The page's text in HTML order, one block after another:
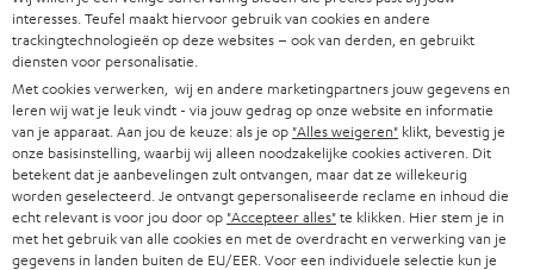
13.04.2026
Kracht, meeslepend geluid en precisie
interesses. Teufel maakt hiervoor gebruik van cookies en andere
trackingtechnologieën op deze websites – ook van derden, en gebruikt
diensten voor personalisatie.
Met cookies verwerken, wij en andere marketingpartners jouw gegevens en
leren wij wat je leuk vindt - via jouw gedrag op onze website en informatie
van je apparaat. Aan jou de keuze: als je op "Alles weigeren" klikt, bevestig je
onze basisinstelling, waarbij wij alleen noodzakelijke cookies activeren. Dit
betekent dat je aanbevelingen zult ontvangen, maar dat ze willekeurig
worden geselecteerd. Je ontvangt gepersonaliseerde reclame en inhoud die
echt relevant is voor jou door op "Accepteer alles"te klikken. Hier stem je in
met het gebruik van alle cookies en met de overdracht en verwerking van je
gegevens in landen buiten de EU/EER. Voor een individuele selectie kun je